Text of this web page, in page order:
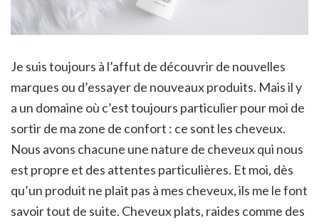
Je suis toujours à l’affut de découvrir de nouvelles
marques ou d’essayer de nouveaux produits. Mais il y
a un domaine où c’est toujours particulier pour moi de
sortir de ma zone de confort : ce sont les cheveux.
Nous avons chacune une nature de cheveux qui nous
est propre et des attentes particulières. Et moi, dès
qu’un produit ne plait pas à mes cheveux, ils me le font
savoir tout de suite. Cheveux plats, raides comme des